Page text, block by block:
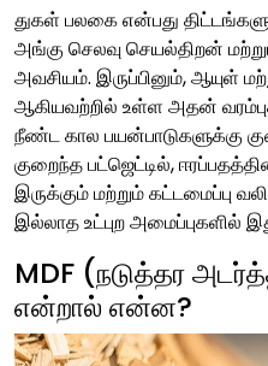
துகள் பலகை என்பது
அங்கு செலவு செயல்திறன்
அவசியம். இருப்பினும், ஆயுள்
ஆகியவற்றில் உள்ள அதன்
நீண்ட கால பயன்பாடுகளுக்கு
குறைந்த பட்ஜெட்டில்,
இருக்கும் மற்றும் கட்டமைப்பு
இல்லாத உட்புற அமைப்புகளில்
MDF (நடுத்தர
என்றால் என்ன?